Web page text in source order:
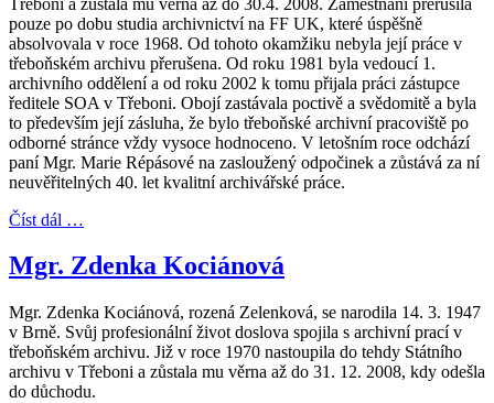
pouze po dobu studia archivnictví na FF UK, které úspěšně
absolvovala v roce 1968. Od tohoto okamžiku nebyla její práce v
třeboňském archivu přerušena. Od roku 1981 byla vedoucí 1.
archivního oddělení a od roku 2002 k tomu přijala práci zástupce
ředitele SOA v Třeboni. Obojí zastávala poctivě a svědomitě a byla
to především její zásluha, že bylo třeboňské archivní pracoviště po
odborné stránce vždy vysoce hodnoceno. V letošním roce odchází
paní Mgr. Marie Répásové na zasloužený odpočinek a zůstává za ní
neuvěřitelných 40. let kvalitní archivářské práce.
Číst dál …
Mgr. Zdenka Kociánová
Mgr. Zdenka Kociánová, rozená Zelenková, se narodila 14. 3. 1947
v Brně. Svůj profesionální život doslova spojila s archivní prací v
třeboňském archivu. Již v roce 1970 nastoupila do tehdy Státního
archivu v Třeboni a zůstala mu věrna až do 31. 12. 2008, kdy odešla
do důchodu.